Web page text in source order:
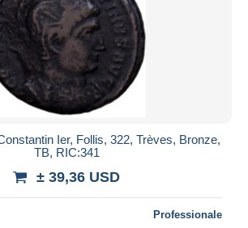
Ier, Follis, 322, Trèves, Bronze,
TB, RIC:341
± 39,36 USD
Professionale